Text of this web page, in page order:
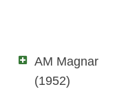
AM Magnar
(1952)